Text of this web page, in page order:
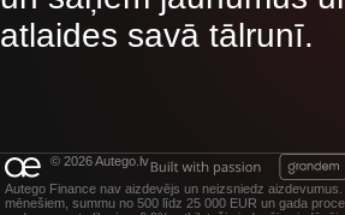
atlaides savā tālrunī.
© 2026 Autego.lv
Autego Finance nav aizdevējs un neizsniedz
mēnešiem, summu no 500 līdz 25 000 EUR un gada